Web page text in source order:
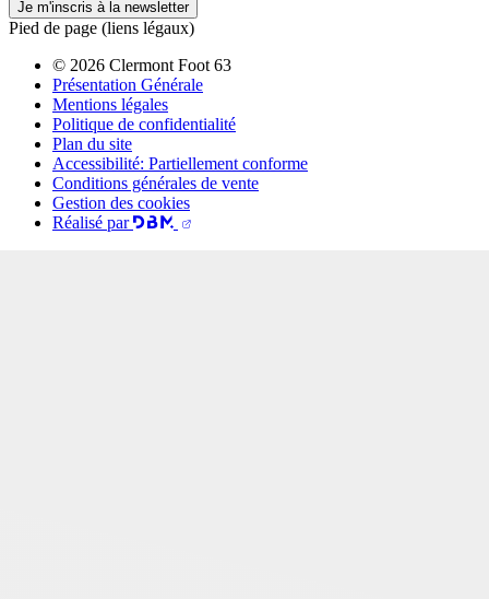
Je m'inscris à la newsletter
Pied de page (liens légaux)
© 2026 Clermont Foot 63
Présentation Générale
Mentions légales
Politique de confidentialité
Plan du site
Accessibilité: Partiellement conforme
Conditions générales de vente
Gestion des cookies
Réalisé par